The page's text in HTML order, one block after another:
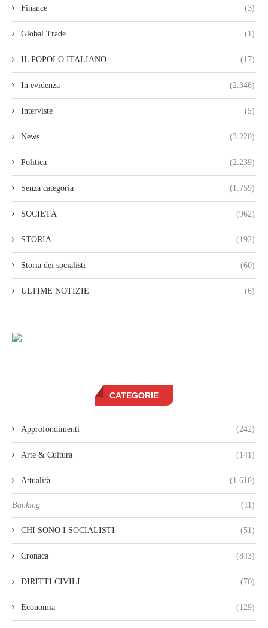
Finance (3)
Global Trade (1)
IL POPOLO ITALIANO (17)
In evidenza (2.346)
Interviste (5)
News (3.220)
Politica (2.239)
Senza categoria (1.759)
SOCIETÀ (962)
STORIA (192)
Storia dei socialisti (60)
ULTIME NOTIZIE (6)
CATEGORIE
Approfondimenti (242)
Arte & Cultura (141)
Attualità (1.610)
Banking (11)
CHI SONO I SOCIALISTI (51)
Cronaca (843)
DIRITTI CIVILI (70)
Economia (129)